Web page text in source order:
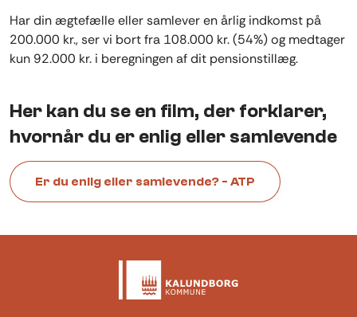
Har din ægtefælle eller samlever en årlig indkomst på
200.000 kr., ser vi bort fra 108.000 kr. (54%) og medtager
kun 92.000 kr. i beregningen af dit pensionstillæg.
Her kan du se en film, der forklarer,
hvornår du er enlig eller samlevende
Er du enlig eller samlevende? - ATP